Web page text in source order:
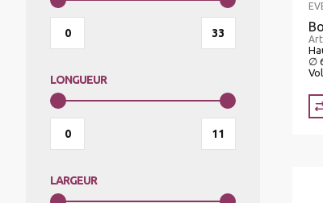
BALANCES
LONGUEUR
LARGEUR
∅